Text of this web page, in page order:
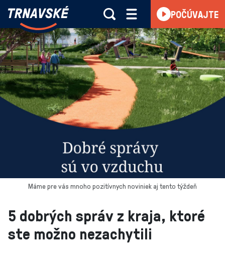
Skočiť na obsah
Trnavské
-
Vieme,
čo
sa
deje
v
kraji
POČÚVAJTE
5 dobrých správ z kraja, ktoré
ste možno nezachytili
Máme pre vás mnoho pozitívnych noviniek aj tento týždeň